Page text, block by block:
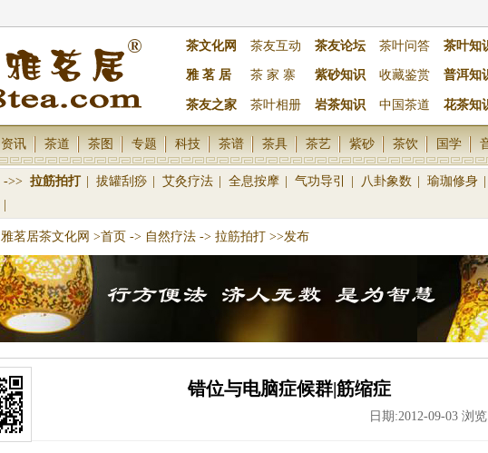
茶文化网 茶友互动 茶友论坛 茶叶问答 茶叶知
雅 茗 居 茶 家 寨 紫砂知识 收藏鉴赏 普洱知
茶友之家 茶叶相册 岩茶知识 中国茶道 花茶知
资讯 茶道 茶图 专题 科技 茶谱 茶具 茶艺 紫砂 茶饮 国学
->> 拉筋拍打 拔罐刮痧 艾灸疗法 全息按摩 气功导引 八卦象数 瑜珈修身
雅茗居茶文化网 >首页 -> 自然疗法-> 拉筋拍打 >>发布
错位与电脑症候群|筋缩症
日期:2012-09-03 浏